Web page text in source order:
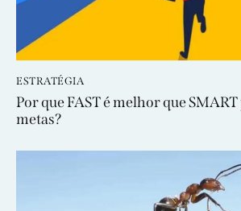
ESTRATÉGIA
Por que FAST é melhor que SMART
metas?